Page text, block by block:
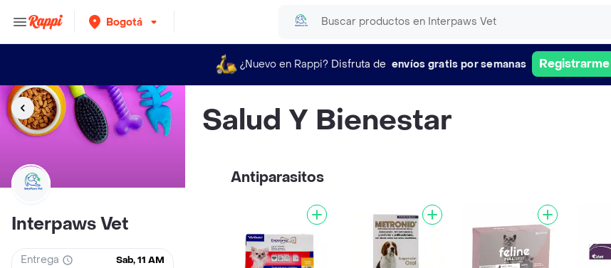
Bogotá
¿Nuevo en Rappi? Disfruta de envíos gratis por semanas Registrarme
Interpaws Vet
Entrega Sab, 11 AM
Salud Y Bienestar
Antiparasitos